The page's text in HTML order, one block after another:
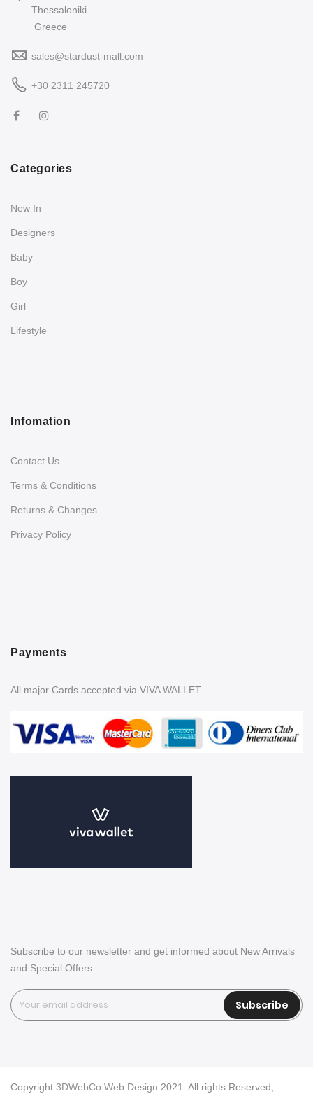
Thessaloniki
Greece
sales@stardust-mall.com
+30 2311 245720
Categories
New In
Designers
Baby
Boy
Girl
Lifestyle
Infomation
Contact Us
Terms & Conditions
Returns & Changes
Privacy Policy
Payments
All major Cards accepted via VIVA WALLET
Subscribe to our newsletter and get informed about New Arrivals
and Special Offers
Subscribe
Copyright 3DWebCo Web Design 2021. All rights Reserved,